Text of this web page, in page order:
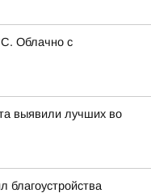
Облачно с
выявили лучших во
благоустройства